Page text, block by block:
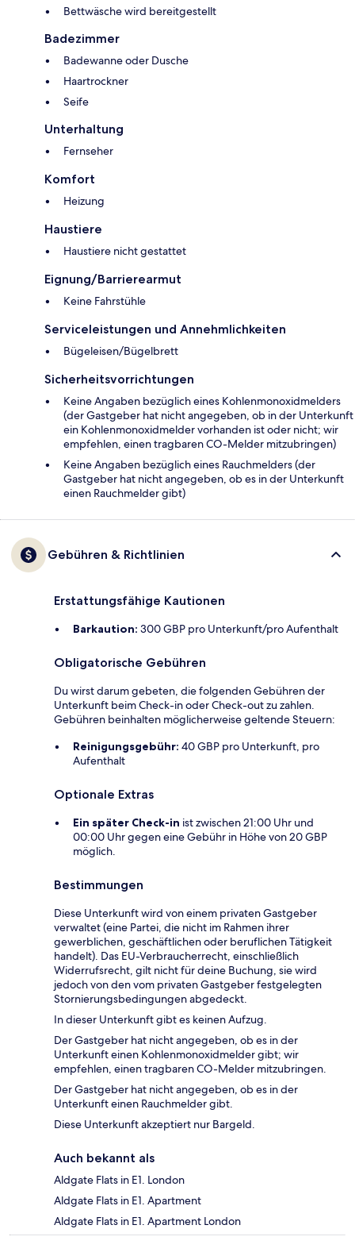
Bettwäsche wird bereitgestellt
Badezimmer
Badewanne oder Dusche
Haartrockner
Seife
Unterhaltung
Fernseher
Komfort
Heizung
Haustiere
Haustiere nicht gestattet
Eignung/Barrierearmut
Keine Fahrstühle
Serviceleistungen und Annehmlichkeiten
Bügeleisen/Bügelbrett
Sicherheitsvorrichtungen
Keine Angaben bezüglich eines Kohlenmonoxidmelders
(der Gastgeber hat nicht angegeben, ob in der Unterkunft
ein Kohlenmonoxidmelder vorhanden ist oder nicht; wir
empfehlen, einen tragbaren CO-Melder mitzubringen)
Keine Angaben bezüglich eines Rauchmelders (der
Gastgeber hat nicht angegeben, ob es in der Unterkunft
einen Rauchmelder gibt)
Gebühren & Richtlinien
Erstattungsfähige Kautionen
Barkaution: 300 GBP pro Unterkunft/pro Aufenthalt
Obligatorische Gebühren
Du wirst darum gebeten, die folgenden Gebühren der
Unterkunft beim Check-in oder Check-out zu zahlen.
Gebühren beinhalten möglicherweise geltende Steuern:
Reinigungsgebühr: 40 GBP pro Unterkunft, pro
Aufenthalt
Optionale Extras
Ein später Check-in ist zwischen 21:00 Uhr und
00:00 Uhr gegen eine Gebühr in Höhe von 20 GBP
möglich.
Bestimmungen
Diese Unterkunft wird von einem privaten Gastgeber
verwaltet (eine Partei, die nicht im Rahmen ihrer
gewerblichen, geschäftlichen oder beruflichen Tätigkeit
handelt). Das EU-Verbraucherrecht, einschließlich
Widerrufsrecht, gilt nicht für deine Buchung, sie wird
jedoch von den vom privaten Gastgeber festgelegten
Stornierungsbedingungen abgedeckt.
In dieser Unterkunft gibt es keinen Aufzug.
Der Gastgeber hat nicht angegeben, ob es in der
Unterkunft einen Kohlenmonoxidmelder gibt; wir
empfehlen, einen tragbaren CO-Melder mitzubringen.
Der Gastgeber hat nicht angegeben, ob es in der
Unterkunft einen Rauchmelder gibt.
Diese Unterkunft akzeptiert nur Bargeld.
Auch bekannt als
Aldgate Flats in E1. London
Aldgate Flats in E1. Apartment
Aldgate Flats in E1. Apartment London